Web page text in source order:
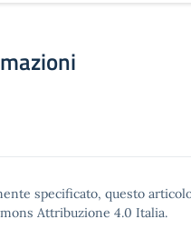
specificato, questo
Attribuzione 4.0 Italia.